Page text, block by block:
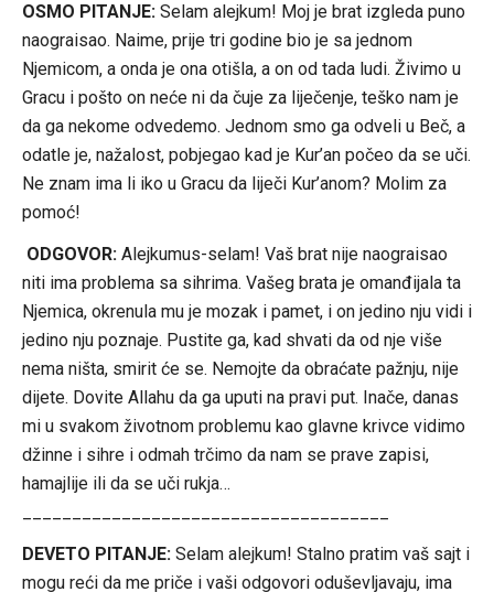
OSMO PITANJE:Selam alejkum! Moj je brat izgleda puno
naograisao. Naime, prije tri godine bio je sa jednom
Njemicom, a onda je ona otišla, a on od tada ludi. Živimo u
Gracu i pošto on neće ni da čuje za liječenje, teško nam je
da ga nekome odvedemo. Jednom smo ga odveli u Beč, a
odatle je, nažalost, pobjegao kad je Kur’an počeo da se uči.
Ne znam ima li iko u Gracu da liječi Kur’anom? Molim za
pomoć!
ODGOVOR: Alejkumus-selam! Vaš brat nije naograisao
niti ima problema sa sihrima. Vašeg brata je omanđijala ta
Njemica, okrenula mu je mozak i pamet, i on jedino nju vidi i
jedino nju poznaje. Pustite ga, kad shvati da od nje više
nema ništa, smirit će se. Nemojte da obraćate pažnju, nije
dijete. Dovite Allahu da ga uputi na pravi put. Inače, danas
mi u svakom životnom problemu kao glavne krivce vidimo
džinne i sihre i odmah trčimo da nam se prave zapisi,
hamajlije ili da se uči rukja…
DEVETO PITANJE:Selam alejkum! Stalno pratim vaš sajt i
mogu reći da me priče i vaši odgovori oduševljavaju, ima